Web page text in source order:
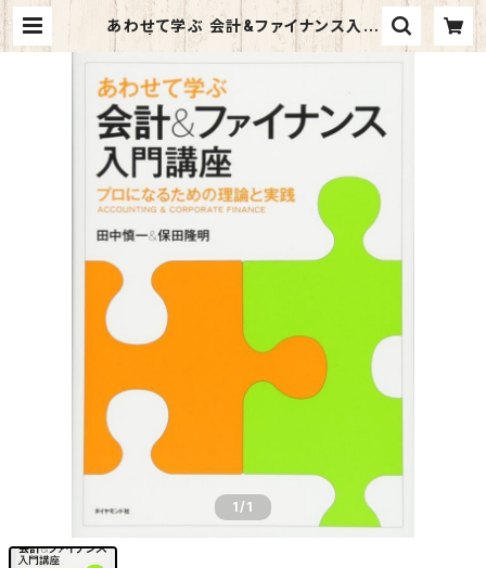
あわせて学ぶ 会計&ファイナンス入門
講座 | マイブックス関大前店(店頭受
1/1